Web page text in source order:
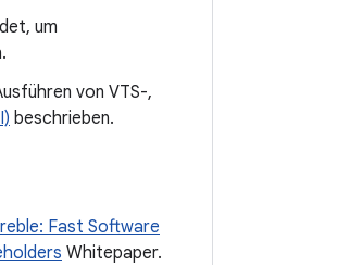
um
von VTS-,
beschrieben.
Fast Software
Whitepaper.